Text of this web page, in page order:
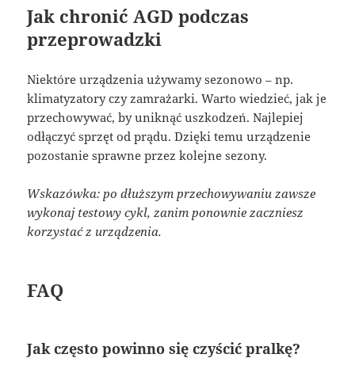
Jak chronić AGD podczas
przeprowadzki
Niektóre urządzenia używamy sezonowo – np.
klimatyzatory czy zamrażarki. Warto wiedzieć, jak je
przechowywać, by uniknąć uszkodzeń. Najlepiej
odłączyć sprzęt od prądu. Dzięki temu urządzenie
pozostanie sprawne przez kolejne sezony.
Wskazówka: po dłuższym przechowywaniu zawsze
wykonaj testowy cykl, zanim ponownie zaczniesz
korzystać z urządzenia.
FAQ
Jak często powinno się czyścić pralkę?